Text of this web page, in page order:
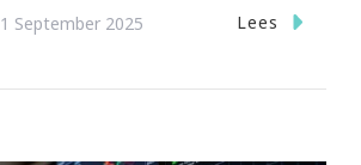
1 September 2025 Lees